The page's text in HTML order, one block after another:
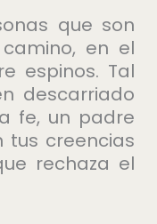
que son
en el
espinos. Tal
descarriado
fe, un padre
tus creencias
rechaza el